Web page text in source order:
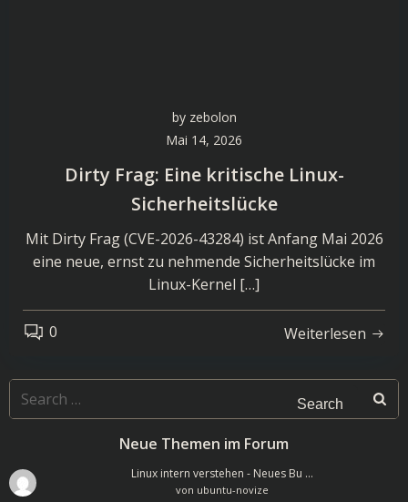
by zebolon
Mai 14, 2026
Dirty Frag: Eine kritische Linux-
Sicherheitslücke
Mit Dirty Frag (CVE-2026-43284) ist Anfang Mai 2026
eine neue, ernst zu nehmende Sicherheitslücke im
Linux-Kernel […]
0 Weiterlesen
Search
for:
Neue Themen im Forum
Linux intern verstehen - Neues Bu …
von ubuntu-novize